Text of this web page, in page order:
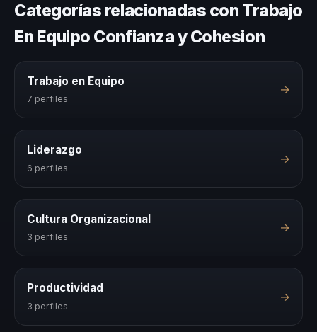
Categorías relacionadas con Trabajo
En Equipo Confianza y Cohesion
Trabajo en Equipo
7 perfiles
→
Liderazgo
6 perfiles
→
Cultura Organizacional
3 perfiles
→
Productividad
3 perfiles
→